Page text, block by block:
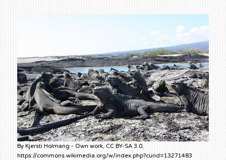
By Kjersti Holmang - Own work, CC BY-SA 3.0,
https://commons.wikimedia.org/w/index.php?curid=13271483